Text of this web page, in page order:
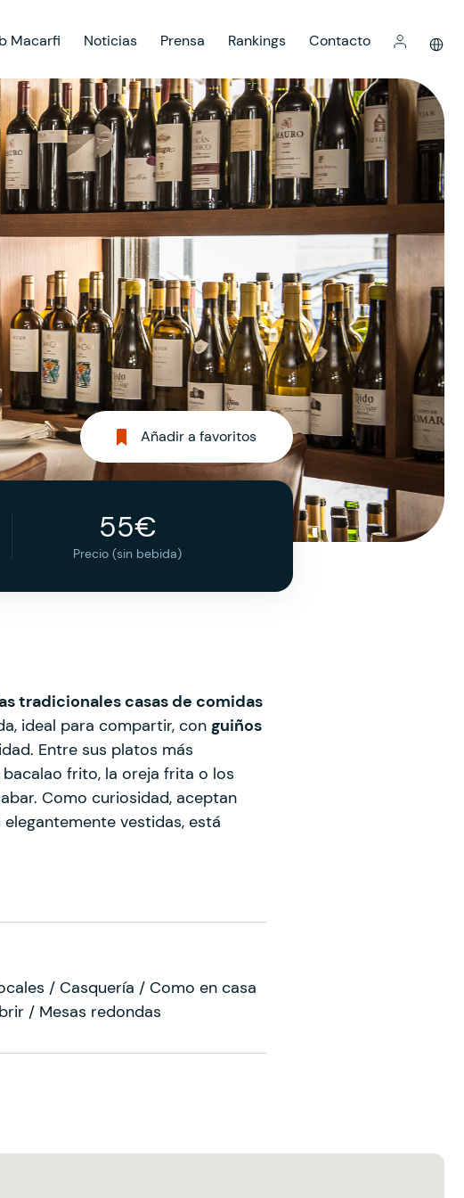
Macarfi Noticias Prensa Rankings Contacto
Añadir a favoritos
55€
Precio (sin bebida)
tradicionales casas de comidas
ideal para compartir, con guiños
Entre sus platos más
frito, la oreja frita o los
Como curiosidad, aceptan
vestidas, está
/ Casquería / Como en casa
/ Mesas redondas